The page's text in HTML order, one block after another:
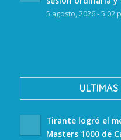
5 agosto, 2026 - 5:02
Tirante logró el
Masters 1000 de